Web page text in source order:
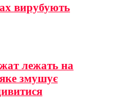
вирубують
лежать на
змушує